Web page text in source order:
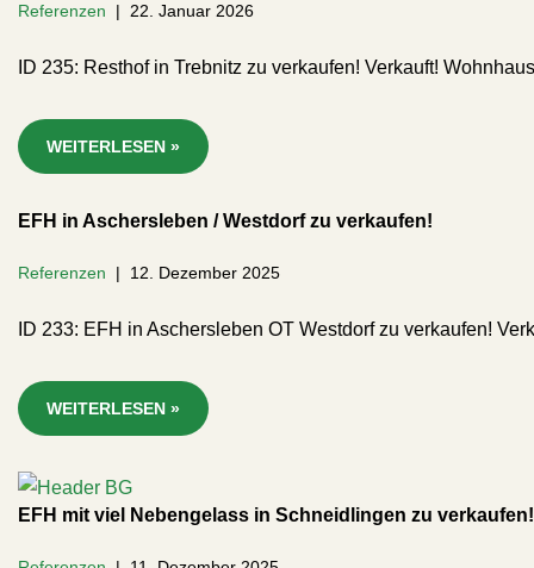
Referenzen 22. Januar 2026
ID 235: Resthof in Trebnitz zu verkaufen! Verkauft!
WEITERLESEN »
EFH in Aschersleben / Westdorf zu verkaufen!
Referenzen 12. Dezember 2025
ID 233: EFH in Aschersleben OT Westdorf zu verkaufen!
WEITERLESEN »
EFH mit viel Nebengelass in Schneidlingen zu verkaufen!